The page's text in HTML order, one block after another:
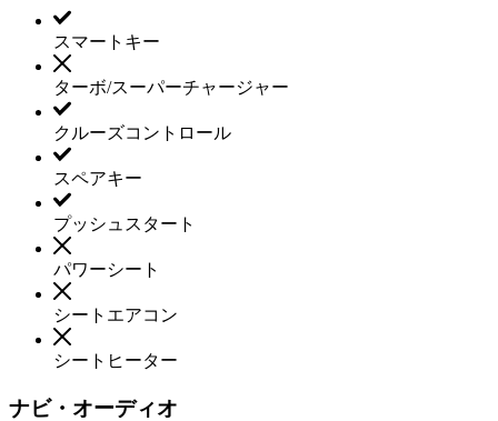
スマートキー
ターボ/スーパーチャージャー
クルーズコントロール
スペアキー
プッシュスタート
パワーシート
シートエアコン
シートヒーター
ナビ・オーディオ